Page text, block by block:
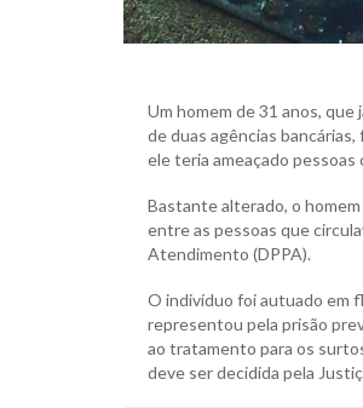
Um homem de 31 anos,
de duas agências
ele teria ameaçado
Bastante alterado, o
entre as pessoas que
Atendimento (DPPA).
O indivíduo foi autuado em
representou pela prisão
ao tratamento para os
deve ser decidida pela